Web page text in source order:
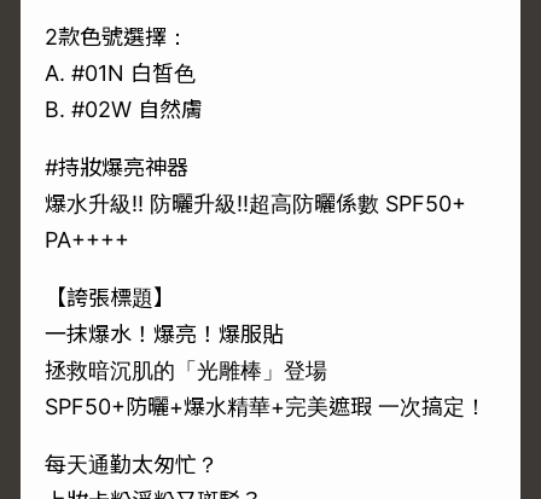
2款色號選擇：
A. #01N 白皙色
B. #02W 自然膚
#持妝爆亮神器
爆水升級!! 防曬升級!!超高防曬係數 SPF50+
PA++++
【誇張標題】
一抹爆水！爆亮！爆服貼
拯救暗沉肌的「光雕棒」登場
SPF50+防曬+爆水精華+完美遮瑕 一次搞定！
每天通勤太匆忙？